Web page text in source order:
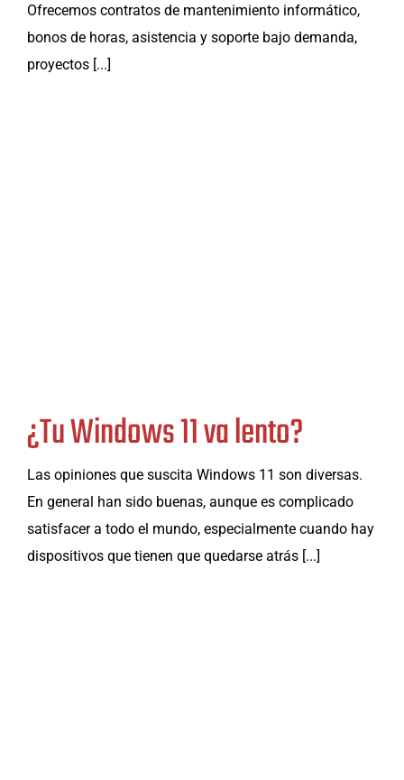
Ofrecemos contratos de mantenimiento informático,
bonos de horas, asistencia y soporte bajo demanda,
proyectos [...]
¿Tu Windows 11 va lento?
Las opiniones que suscita Windows 11 son diversas.
En general han sido buenas, aunque es complicado
satisfacer a todo el mundo, especialmente cuando hay
dispositivos que tienen que quedarse atrás [...]